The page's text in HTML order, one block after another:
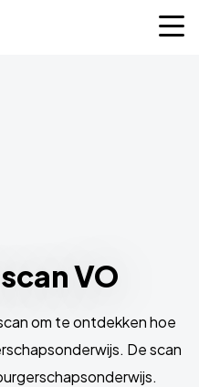
VO
om te ontdekken hoe
De scan